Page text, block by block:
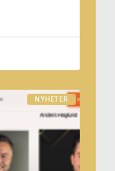
NYHETER